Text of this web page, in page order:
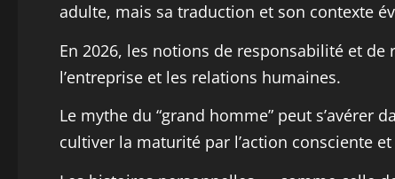
adulte, mais sa traduction et son contexte
En 2026, les notions de responsabilité et
l’entreprise et les relations humaines.
Le mythe du “grand homme” peut s’avérer
cultiver la maturité par l’action consciente et